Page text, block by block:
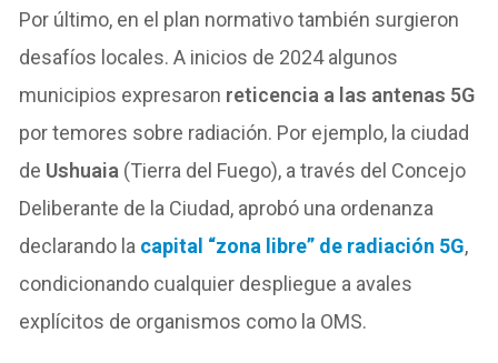
Por último, en el plan normativo también surgieron
desafíos locales. A inicios de 2024 algunos
municipios expresaron reticencia a las antenas 5G
por temores sobre radiación. Por ejemplo, la ciudad
de Ushuaia (Tierra del Fuego), a través del Concejo
Deliberante de la Ciudad, aprobó una ordenanza
declarando la capital “zona libre” de radiación 5G,
condicionando cualquier despliegue a avales
explícitos de organismos como la OMS.